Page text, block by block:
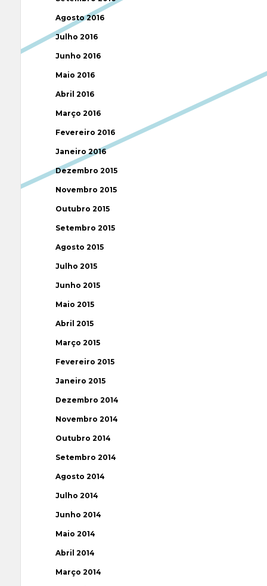
Agosto 2016
Julho 2016
Junho 2016
Maio 2016
Abril 2016
Março 2016
Fevereiro 2016
Janeiro 2016
Dezembro 2015
Novembro 2015
Outubro 2015
Setembro 2015
Agosto 2015
Julho 2015
Junho 2015
Maio 2015
Abril 2015
Março 2015
Fevereiro 2015
Janeiro 2015
Dezembro 2014
Novembro 2014
Outubro 2014
Setembro 2014
Agosto 2014
Julho 2014
Junho 2014
Maio 2014
Abril 2014
Março 2014